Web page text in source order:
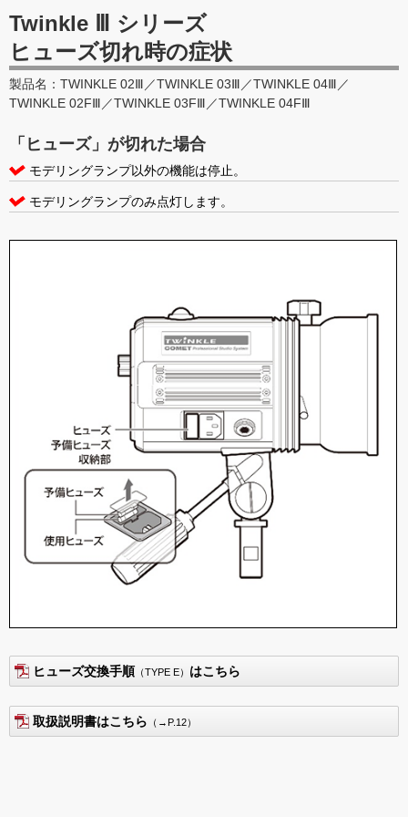
Twinkle Ⅲ シリーズ
ヒューズ切れ時の症状
製品名：TWINKLE 02Ⅲ／TWINKLE 03Ⅲ／TWINKLE 04Ⅲ／
TWINKLE 02FⅢ／TWINKLE 03FⅢ／TWINKLE 04FⅢ
「ヒューズ」が切れた場合
モデリングランプ以外の機能は停止。
モデリングランプのみ点灯します。
ヒューズ交換手順 （TYPE E） はこちら
取扱説明書はこちら （→P.12）